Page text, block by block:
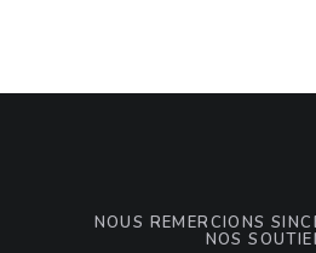
NOUS REMERCIONS
NOS